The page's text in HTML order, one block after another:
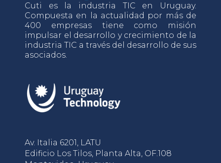
Cuti es la industria TIC en Uruguay.
Compuesta en la actualidad por más de
400 empresas tiene como misión
impulsar el desarrollo y crecimiento de la
industria TIC a través del desarrollo de sus
asociados.
Av. Italia 6201, LATU
Edificio Los Tilos, Planta Alta, OF.108